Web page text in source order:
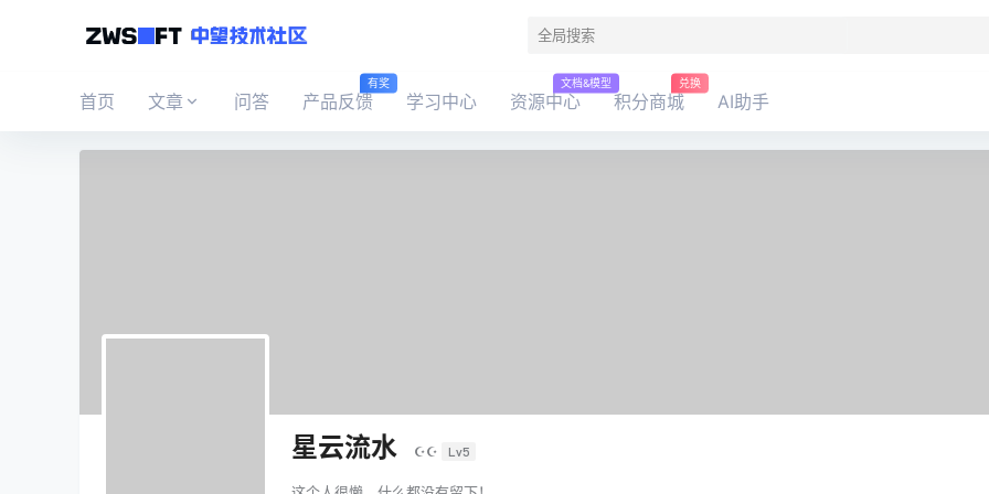
首页 文章 问答 产品反馈
有奖
学习中心 资源中心
文档&模型
积分商城
兑换
AI助手
星云流水 ☪☪ Lv5